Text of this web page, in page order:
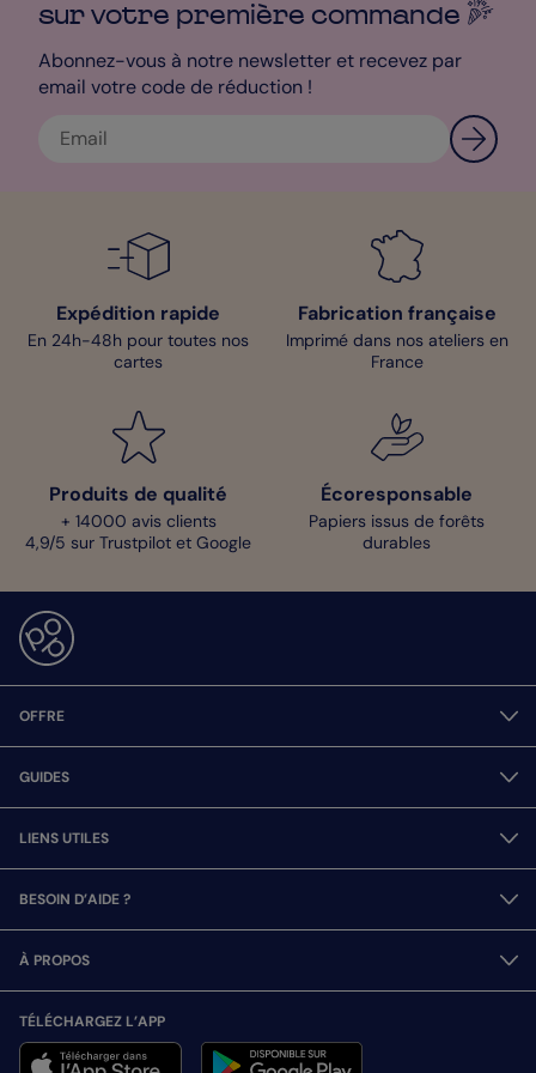
sur votre première commande
Abonnez-vous à notre newsletter et recevez par
email votre code de réduction !
Expédition rapide
En 24h-48h pour toutes nos
cartes
Fabrication française
Imprimé dans nos ateliers en
France
Produits de qualité
+ 14000 avis clients
4,9/5 sur Trustpilot et Google
Écoresponsable
Papiers issus de forêts
durables
OFFRE
GUIDES
LIENS UTILES
BESOIN D’AIDE ?
À PROPOS
TÉLÉCHARGEZ L’APP